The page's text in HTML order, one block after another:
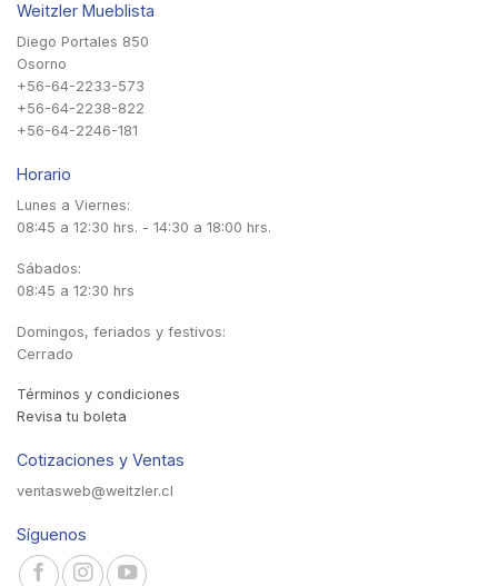
Weitzler Mueblista
Diego Portales 850
Osorno
+56-64-2233-573
+56-64-2238-822
+56-64-2246-181
Horario
Lunes a Viernes:
08:45 a 12:30 hrs. - 14:30 a 18:00 hrs.
Sábados:
08:45 a 12:30 hrs
Domingos, feriados y festivos:
Cerrado
Términos y condiciones
Revisa tu boleta
Cotizaciones y Ventas
ventasweb@weitzler.cl
Síguenos